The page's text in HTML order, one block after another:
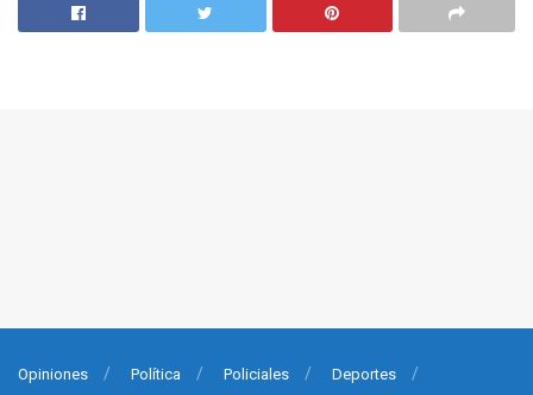
Opiniones Política Policiales
Deportes